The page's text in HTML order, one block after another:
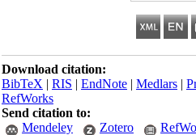
Download citation:
BibTeX|RIS|EndNote|Medlars|
RefWorks
Send citation to:
Mendeley
Zotero